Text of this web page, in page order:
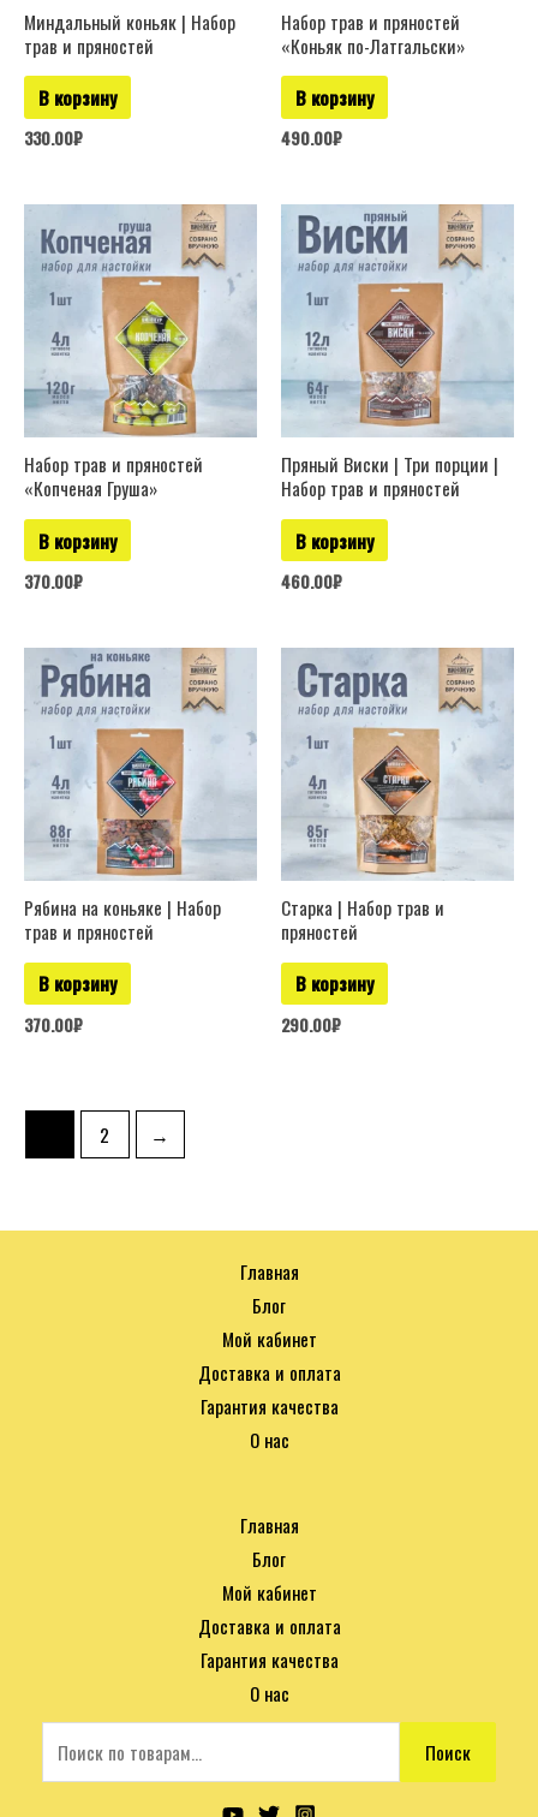
Миндальный коньяк | Набор
трав и пряностей
В корзину
330.00₽
Набор трав и пряностей
«Коньяк по-Латгальски»
В корзину
490.00₽
Набор трав и пряностей
«Копченая Груша»
В корзину
370.00₽
Пряный Виски | Три порции |
Набор трав и пряностей
В корзину
460.00₽
Рябина на коньяке | Набор
трав и пряностей
В корзину
370.00₽
Старка | Набор трав и
пряностей
В корзину
290.00₽
2 →
Главная
Блог
Мой кабинет
Доставка и оплата
Гарантия качества
О нас
Главная
Блог
Мой кабинет
Доставка и оплата
Гарантия качества
О нас
Поиск